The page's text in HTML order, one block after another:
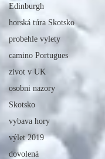
Edinburgh
horská túra Skotsko
probehle vylety
camino Portugues
zivot v UK
osobni nazory
Skotsko
vybava hory
výlet 2019
dovolená